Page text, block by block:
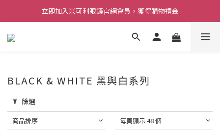
立即加入米可利眼鏡官網會員，獲得購物禮金
BLACK & WHITE 黑與白系列
篩選
商品排序 每頁顯示 48 個